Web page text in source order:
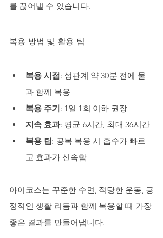
를 끊어낼 수 있습니다.
복용 방법 및 활용 팁
복용 시점: 성관계 약 30분 전에 물
과 함께 복용
복용 주기: 1일 1회 이하 권장
지속 효과: 평균 6시간, 최대 36시간
복용 팁: 공복 복용 시 흡수가 빠르
고 효과가 신속함
아이코스는 꾸준한 수면, 적당한 운동, 긍
정적인 생활 리듬과 함께 복용할 때 가장
좋은 결과를 만들어냅니다.